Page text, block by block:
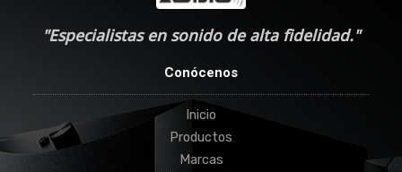
"Especialistas en sonido de alta fidelidad."
Conócenos
Inicio
Productos
Marcas